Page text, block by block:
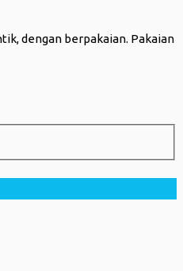
dengan berpakaian. Pakaian